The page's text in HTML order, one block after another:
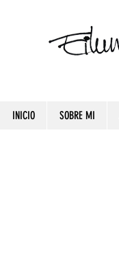
INICIO SOBRE MI